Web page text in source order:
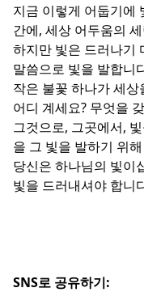
지금 이렇게 어둡기에
간에, 세상 어두움의
하지만 빛은 드러나기
말씀으로 빛을 발합니
작은 불꽃 하나가 세상
어디 계세요? 무엇을
그것으로, 그곳에서,
을 그 빛을 발하기 위
당신은 하나님의 빛이
빛을 드러내셔야 합니
SNS로 공유하기: